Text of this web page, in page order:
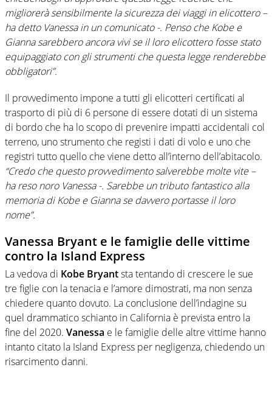
migliorerà sensibilmente la sicurezza dei viaggi in elicottero –
ha detto Vanessa in un comunicato -. Penso che Kobe e
Gianna sarebbero ancora vivi se il loro elicottero fosse stato
equipaggiato con gli strumenti che questa legge renderebbe
obbligatori”.
Il provvedimento impone a tutti gli elicotteri certificati al
trasporto di più di 6 persone di essere dotati di un sistema
di bordo che ha lo scopo di prevenire impatti accidentali col
terreno, uno strumento che registi i dati di volo e uno che
registri tutto quello che viene detto all’interno dell’abitacolo.
“Credo che questo provvedimento salverebbe molte vite –
ha reso noro Vanessa -. Sarebbe un tributo fantastico alla
memoria di Kobe e Gianna se davvero portasse il loro
nome”.
Vanessa Bryant e le famiglie delle vittime
contro la Island Express
La vedova di Kobe Bryantsta tentando di crescere le sue
tre figlie con la tenacia e l’amore dimostrati, ma non senza
chiedere quanto dovuto. La conclusione dell’indagine su
quel drammatico schianto in California è prevista entro la
fine del 2020. Vanessa e le famiglie delle altre vittime hanno
intanto citato la Island Express per negligenza, chiedendo un
risarcimento danni.